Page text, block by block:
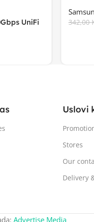
UniFi
342,00
Uslovi
Stores
Our
Delivery
Advertise Media